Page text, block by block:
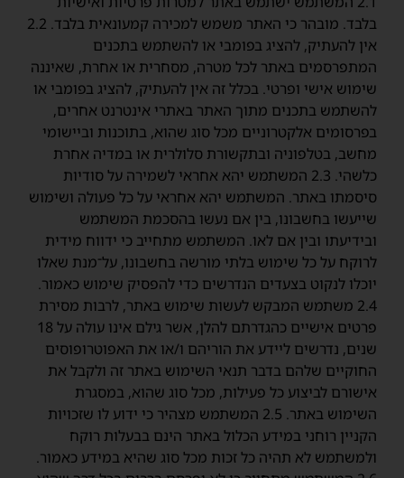
בלבד. מובהר כי האתר משמש למכירה קמעונאית בלבד. 2.2
אין להעתיק, להציג בפומבי או להשתמש בתכנים
המתפרסמים באתר לכל מטרה, מסחרית או אחרת, שאיננה
שימוש אישי ופרטי. בכלל זה אין להעתיק, להציג בפומבי או
להשתמש בתכנים מתוך האתר באתרי אינטרנט אחרים,
בפרסומים אלקטרוניים מכל סוג שהוא, בתוכנות וביישומי
מחשב, בטלפוניה ובתקשורת סלולרית או במדיה אחרת
כלשהי. 2.3 המשתמש יהא אחראי לשמירה על סודיות
סיסמתו באתר. המשתמש יהא אחראי על כל פעולה ושימוש
שייעשו בחשבונו, בין אם נעשו בהסכמת המשתמש
ובידיעתו ובין אם לאו. המשתמש מתחייב כי ידווח מידית
לרוקח על כל שימוש בלתי מורשה בחשבונו, על־מנת שאלו
יוכלו לנקוט בצעדים הנדרשים כדי להפסיק שימוש כאמור.
2.4 משתמש המבקש לעשות שימוש באתר, לרבות מסירת
פרטים אישיים כהגדרתם להלן, אשר גילם אינו עולה על 18
שנים, נדרשים ליידע את הוריהם ו/או את האפוטרופוסים
החוקיים שלהם בדבר תנאי השימוש באתר זה ולקבל את
אישורם לביצוע כל פעילות, מכל סוג שהוא, במסגרת
השימוש באתר. 2.5 המשתמש מצהיר כי ידוע לו שזכויות
הקניין רוחני במידע הכלול באתר הינם בבעלות רוקח
ולמשתמש לא תהיה כל זכות מכל סוג שהיא במידע כאמור.